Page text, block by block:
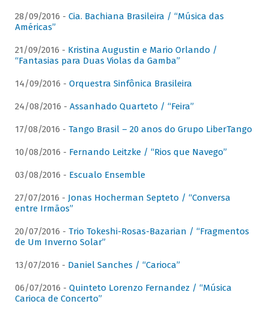
28/09/2016 - Cia. Bachiana Brasileira / “Música das
Américas”
21/09/2016 - Kristina Augustin e Mario Orlando /
“Fantasias para Duas Violas da Gamba”
14/09/2016 - Orquestra Sinfônica Brasileira
24/08/2016 - Assanhado Quarteto / “Feira”
17/08/2016 - Tango Brasil – 20 anos do Grupo LiberTango
10/08/2016 - Fernando Leitzke / “Rios que Navego”
03/08/2016 - Escualo Ensemble
27/07/2016 - Jonas Hocherman Septeto / “Conversa
entre Irmãos”
20/07/2016 - Trio Tokeshi-Rosas-Bazarian / “Fragmentos
de Um Inverno Solar”
13/07/2016 - Daniel Sanches / “Carioca”
06/07/2016 - Quinteto Lorenzo Fernandez / “Música
Carioca de Concerto”